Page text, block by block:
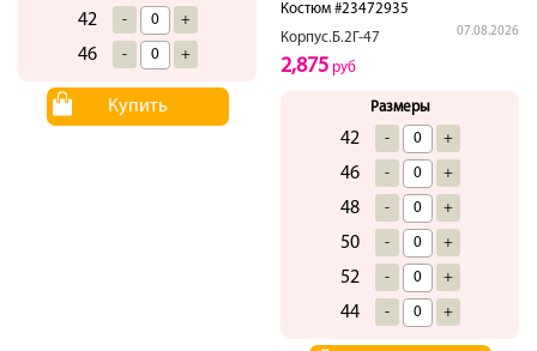
42 - +
46 - +
Купить
Костюм #23472935
Корпус.Б.2Г-47
07.08.2026
2,875 руб
Размеры
42 - +
46 - +
48 - +
50 - +
52 - +
44 - +